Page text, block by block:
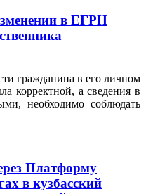
в ЕГРН
гражданина в его личном
корректной, а сведения в
необходимо соблюдать
Платформу
в кузбасский